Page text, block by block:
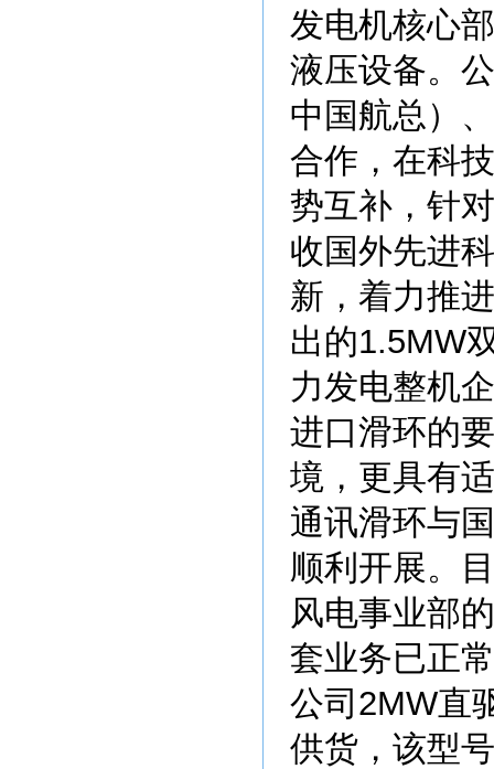
发电机核心
液压设备。
中国航总）
合作，在科
势互补，针
收国外先进
新，着力推
出的1.5MW
力发电整机
进口滑环的
境，更具有
通讯滑环与
顺利开展。
风电事业部
套业务已正
公司2MW直
供货，该型